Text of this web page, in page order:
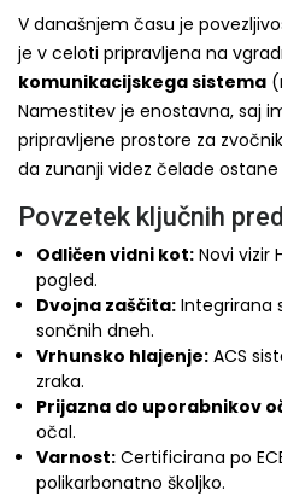
V današnjem času je
je v celoti pripravljena na
komunikacijskega sistema
Namestitev je enostavna, saj
pripravljene prostore za
da zunanji videz čelade
Povzetek ključnih
Odličen vidni kot: Novi vizir
pogled.
Dvojna zaščita: Integrirana
sončnih dneh.
Vrhunsko hlajenje: ACS
zraka.
Prijazna do uporabnikov
očal.
Varnost: Certificirana po
polikarbonatno školjko.